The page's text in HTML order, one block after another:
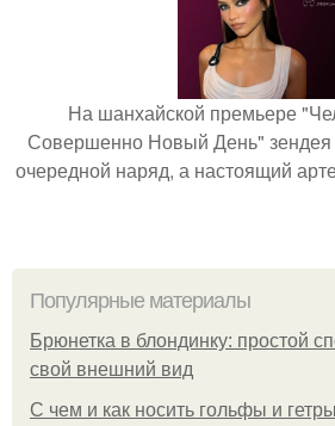
На шанхайской премьере
Совершенно Новый День" зендея
очередной наряд, а настоящий
Популярные материалы
Брюнетка в блондинку: простой
свой внешний вид
С чем и как носить гольфы и